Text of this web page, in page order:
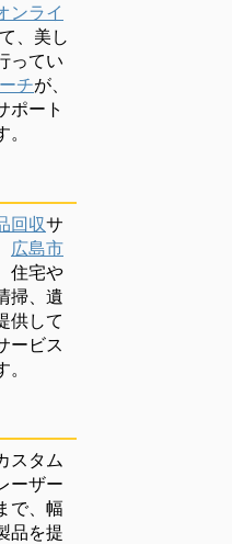
ンライ
、美し
ってい
チが、
ポート
回収サ
広島市
住宅や
掃、遺
供して
ービス
スタム
ーザー
で、幅
品を提